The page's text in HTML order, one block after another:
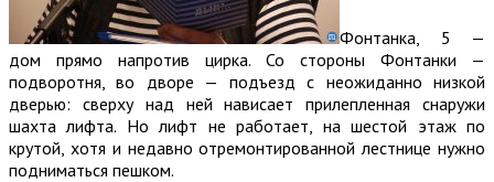
Фонтанка, 5 —
дом прямо напротив цирка. Со стороны Фонтанки —
подворотня, во дворе — подъезд с неожиданно низкой
дверью: сверху над ней нависает прилепленная снаружи
шахта лифта. Но лифт не работает, на шестой этаж по
крутой, хотя и недавно отремонтированной лестнице нужно
подниматься пешком.